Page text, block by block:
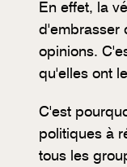
En effet, la
d'embrasser
opinions.
qu'elles ont
C'est
politiques à
tous les